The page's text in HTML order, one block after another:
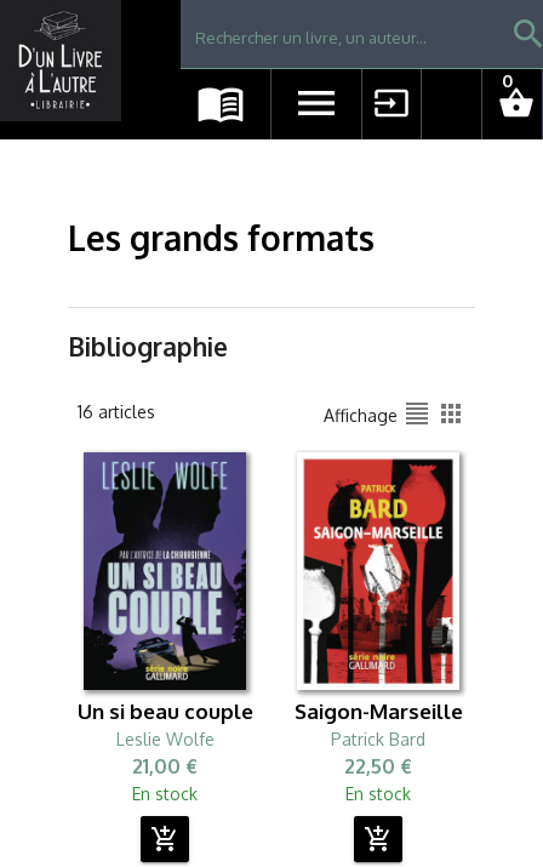
Librairie D'un livre à l'autre - Avranches
menu_book menu input shopping_basket
0
Les grands formats
Bibliographie
16 articles Affichage format_align_justify apps
Un si beau couple
Leslie Wolfe
21,00 €
En stock
add_shopping_cart
Saigon-Marseille
Patrick Bard
22,50 €
En stock
add_shopping_cart